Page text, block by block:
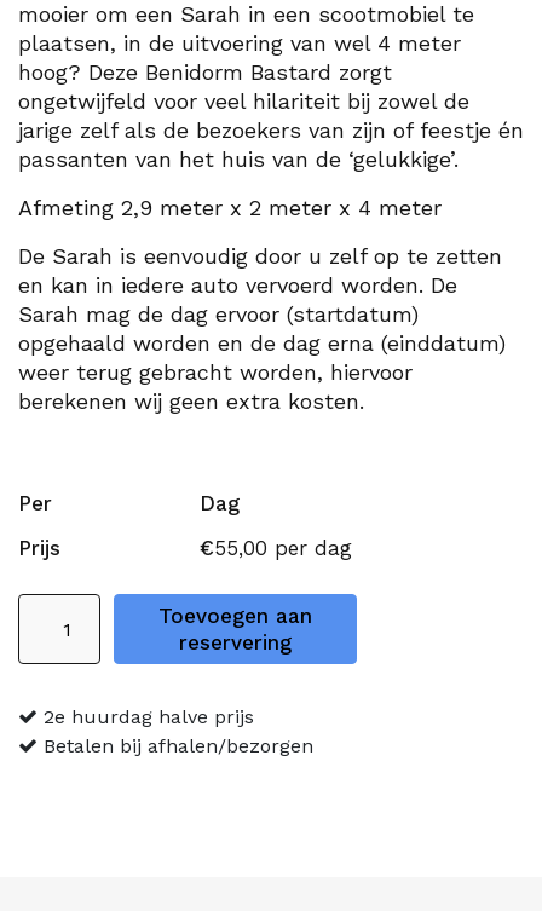
mooier om een Sarah in een scootmobiel te
plaatsen, in de uitvoering van wel 4 meter
hoog? Deze Benidorm Bastard zorgt
ongetwijfeld voor veel hilariteit bij zowel de
jarige zelf als de bezoekers van zijn of feestje én
passanten van het huis van de ‘gelukkige’.
Afmeting 2,9 meter x 2 meter x 4 meter
De Sarah is eenvoudig door u zelf op te zetten
en kan in iedere auto vervoerd worden. De
Sarah mag de dag ervoor (startdatum)
opgehaald worden en de dag erna (einddatum)
weer terug gebracht worden, hiervoor
berekenen wij geen extra kosten.
Per
Dag
Prijs
€55,00 per dag
scootmobiel
aantal
Toevoegen aan
reservering
2e huurdag halve prijs
Betalen bij afhalen/bezorgen